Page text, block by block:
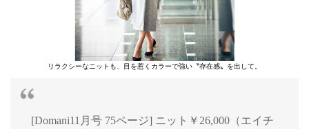
リラクシーなニットも、目を惹くカラーで強い〝存在感〟を出して。
[Domani11月号 75ページ] ニット￥26,000（エイチ